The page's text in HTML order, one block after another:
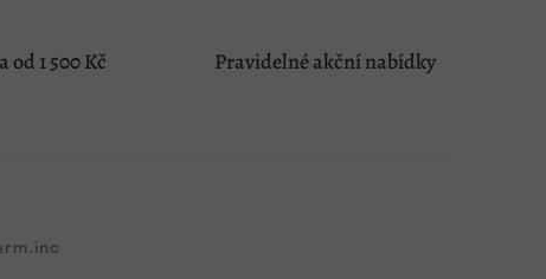
1 500 Kč Pravidelné akční nabídky